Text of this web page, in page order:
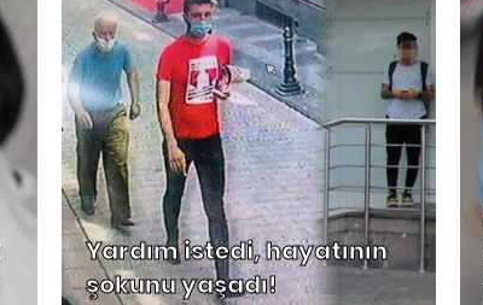
Yardım istedi, hayatının
şokunu yaşadı!